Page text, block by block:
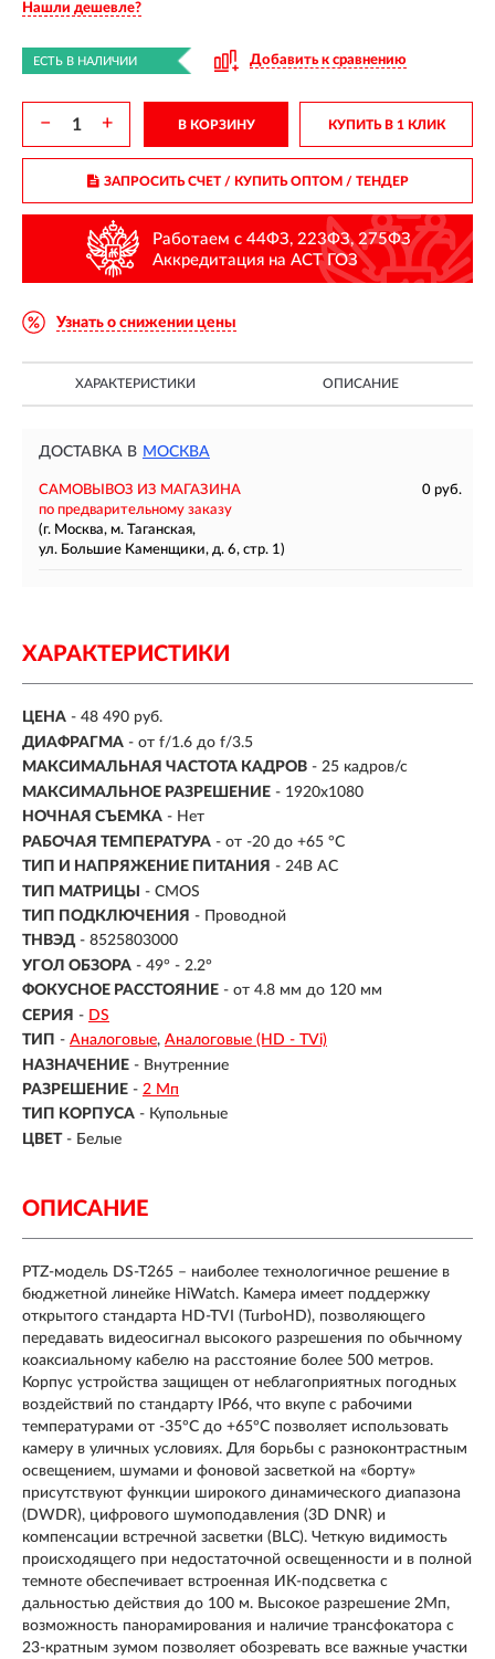
Нашли дешевле?
ЕСТЬ В НАЛИЧИИ Добавить к сравнению
− + В КОРЗИНУ КУПИТЬ В 1 КЛИК
ЗАПРОСИТЬ СЧЕТ / КУПИТЬ ОПТОМ/ ТЕНДЕР
Работаем с 44ФЗ, 223ФЗ, 275ФЗ
Аккредитация на АСТ ГОЗ
Узнать о снижении цены
ХАРАКТЕРИСТИКИ ОПИСАНИЕ
ДОСТАВКА В МОСКВА
САМОВЫВОЗ ИЗ МАГАЗИНА
0 руб.
по предварительному заказу
(г. Москва, м. Таганская,
ул. Большие Каменщики, д. 6, стр. 1)
ХАРАКТЕРИСТИКИ
ЦЕНА - 48 490 руб.
ДИАФРАГМА - от f/1.6 до f/3.5
МАКСИМАЛЬНАЯ ЧАСТОТА КАДРОВ - 25 кадров/с
МАКСИМАЛЬНОЕ РАЗРЕШЕНИЕ - 1920x1080
НОЧНАЯ СЪЕМКА - Нет
РАБОЧАЯ ТЕМПЕРАТУРА - от -20 до +65 °С
ТИП И НАПРЯЖЕНИЕ ПИТАНИЯ - 24В AC
ТИП МАТРИЦЫ
- CMOS
ТИП ПОДКЛЮЧЕНИЯ - Проводной
ТНВЭД - 8525803000
УГОЛ ОБЗОРА - 49° - 2.2°
ФОКУСНОЕ РАССТОЯНИЕ - от 4.8 мм до 120 мм
СЕРИЯ - DS
ТИП - Аналоговые Аналоговые (HD - TVi)
НАЗНАЧЕНИЕ - Внутренние
РАЗРЕШЕНИЕ - 2 Мп
ТИП КОРПУСА - Купольные
ЦВЕТ - Белые
ОПИСАНИЕ
PTZ-модель DS-T265 – наиболее технологичное решение в
бюджетной линейке HiWatch. Камера имеет поддержку
открытого стандарта HD-TVI (TurboHD), позволяющего
передавать видеосигнал высокого разрешения по обычному
коаксиальному кабелю на расстояние более 500 метров.
Корпус устройства защищен от неблагоприятных погодных
воздействий по стандарту IP66, что вкупе с рабочими
температурами от -35°С до +65°C позволяет использовать
камеру в уличных условиях. Для борьбы с разноконтрастным
освещением, шумами и фоновой засветкой на «борту»
присутствуют функции широкого динамического диапазона
(DWDR), цифрового шумоподавления (3D DNR) и
компенсации встречной засветки (BLC). Четкую видимость
происходящего при недостаточной освещенности и в полной
темноте обеспечивает встроенная ИК-подсветка с
дальностью действия до 100 м. Высокое разрешение 2Мп,
возможность панорамирования и наличие трансфокатора с
23-кратным зумом позволяет обозревать все важные участки